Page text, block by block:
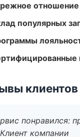
популярных
клиентов
понравился:
компании